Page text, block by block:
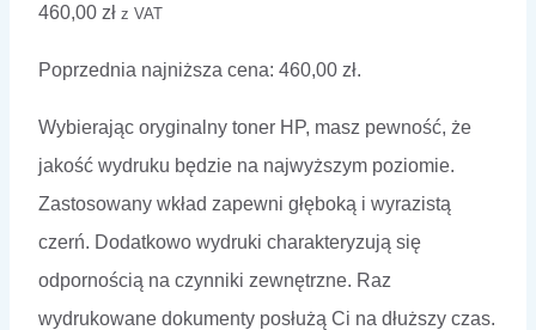
460,00 zł z VAT
Poprzednia najniższa cena: 460,00 zł.
Wybierając oryginalny toner HP, masz pewność, że
jakość wydruku będzie na najwyższym poziomie.
Zastosowany wkład zapewni głęboką i wyrazistą
czerń. Dodatkowo wydruki charakteryzują się
odpornością na czynniki zewnętrzne. Raz
wydrukowane dokumenty posłużą Ci na dłuższy czas.